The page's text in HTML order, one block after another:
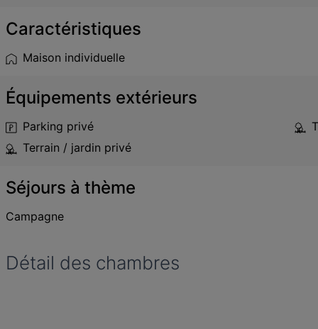
Caractéristiques
Maison individuelle
Équipements extérieurs
Parking privé
Terrain / jardin privé
Séjours à thème
Campagne
Détail des chambres